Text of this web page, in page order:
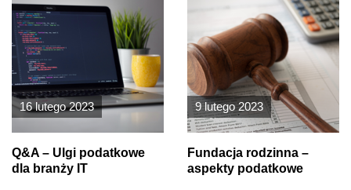
16 lutego 2023
Q&A – Ulgi podatkowe
dla branży IT
9 lutego 2023
Fundacja rodzinna –
aspekty podatkowe